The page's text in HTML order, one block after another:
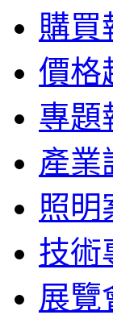
購買
價格
專題
產業
照明
技術
展覽